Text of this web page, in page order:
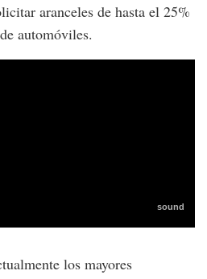
aranceles de hasta el 25%
automóviles.
los mayores